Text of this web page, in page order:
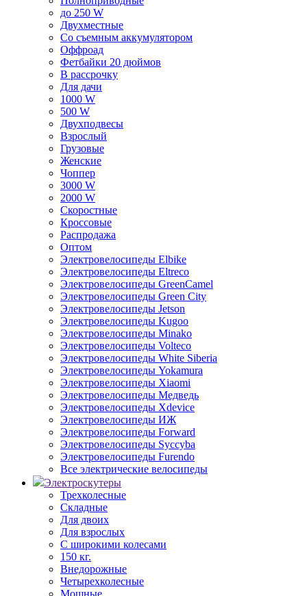
до 250 W
Двухместные
Со съемным аккумулятором
Оффроад
Фетбайки 20 дюймов
В рассрочку
Для дачи
1000 W
500 W
Двухподвесы
Взрослый
Грузовые
Женские
Чоппер
3000 W
2000 W
Скоростные
Кроссовые
Распродажа
Оптом
Электровелосипеды Elbike
Электровелосипеды Eltreco
Электровелосипеды GreenCamel
Электровелосипеды Green City
Электровелосипеды Jetson
Электровелосипеды Kugoo
Электровелосипеды Minako
Электровелосипеды Volteco
Электровелосипеды White Siberia
Электровелосипеды Yokamura
Электровелосипеды Xiaomi
Электровелосипеды Медведь
Электровелосипеды Xdevice
Электровелосипеды ИЖ
Электровелосипеды Forward
Электровелосипеды Syccyba
Электровелосипеды Furendo
Все электрические велосипеды
Электроскутеры
Трехколесные
Складные
Для двоих
Для взрослых
С широкими колесами
150 кг.
Внедорожные
Четырехколесные
Мощные